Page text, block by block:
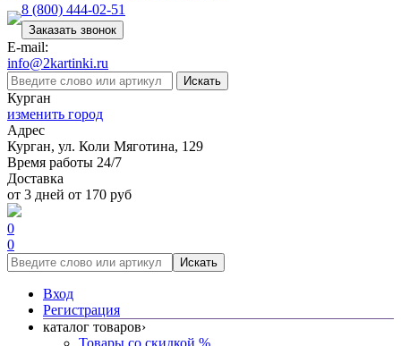
8 (800) 444-02-51
Заказать звонок
E-mail:
info@2kartinki.ru
Искать
Курган
изменить город
Адрес
Курган, ул. Коли Мяготина, 129
Время работы 24/7
Доставка
от 3 дней от 170 руб
0
0
Искать
Вход
Регистрация
каталог товаров›
Товары со скидкой %